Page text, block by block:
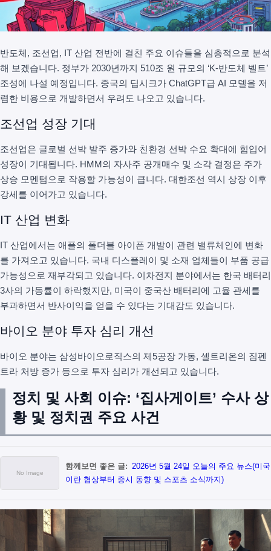
반도체, 조선업, IT 산업 전반에 걸친 주요 이슈들을 심층적으로 분석
해 보겠습니다. 정부가 2030년까지 510조 원 규모의 ‘K-반도체 벨트’
조성에 나설 예정입니다. 중국의 딥시크가 ChatGPT급 AI 모델을 저
렴한 비용으로 개발하면서 우려도 나오고 있습니다.
조선업 성장 기대
조선업은 글로벌 선박 발주 증가와 친환경 선박 수요 확대에 힘입어
성장이 기대됩니다. HMM의 자사주 공개매수 및 소각 결정은 주가
상승 모멘텀으로 작용할 가능성이 큽니다. 대한조선 역시 상장 이후
강세를 이어가고 있습니다.
IT 산업 변화
IT 산업에서는 애플의 폴더블 아이폰 개발이 관련 밸류체인에 변화
를 가져오고 있습니다. 국내 디스플레이 및 소재 업체들이 부품 공급
가능성으로 재부각되고 있습니다. 이차전지 분야에서는 한국 배터리
3사의 가동률이 하락했지만, 미국이 중국산 배터리에 고율 관세를
부과하면서 반사이익을 얻을 수 있다는 기대감도 있습니다.
바이오 분야 투자 심리 개선
바이오 분야는 삼성바이오로직스의 제5공장 가동, 셀트리온의 짐펜
트라 처방 증가 등으로 투자 심리가 개선되고 있습니다.
정치 및 사회 이슈: ‘집사게이트’ 수사 상
황 및 정치권 주요 사건
함께보면 좋은 글: 2026년 5월 24일 오늘의 주요 뉴스(미국
이란 협상부터 증시 동향 및 스포츠 소식까지)